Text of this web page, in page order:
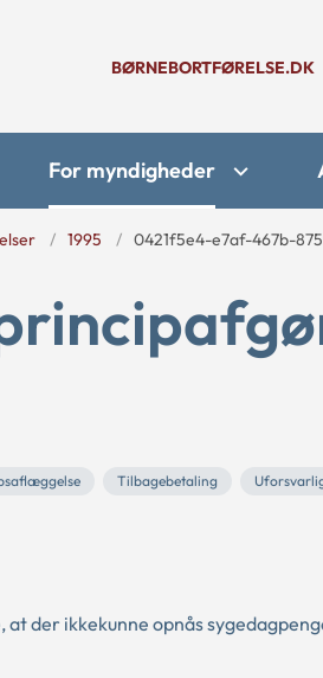
BØRNEBORTFØRELSE.DK
For myndigheder
1995 0421f5e4-e7af-467b-
Tilbagebetaling
der ikkekunne opnås